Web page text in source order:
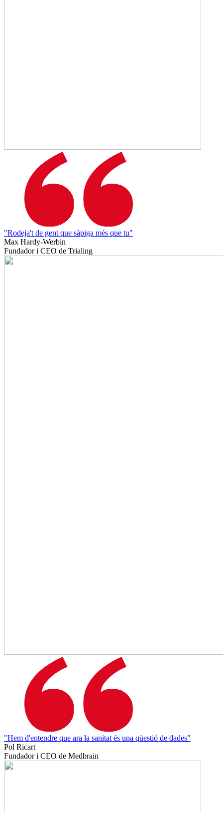
"Rodeja't de gent que sàpiga més que tu"
Max Hardy-Werbin
Fundador i CEO de Trialing
"Hem d'entendre que ara la sanitat és una qüestió de dades"
Pol Ricart
Fundador i CEO de Medbrain